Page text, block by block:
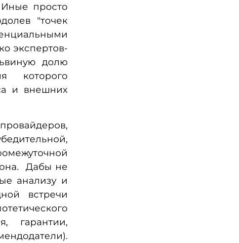
просто
"точек
экспертов-
долю
которого
и внешних
Дабы не
анализу и
встречи
гарантии,